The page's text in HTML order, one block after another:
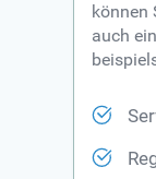
können
auch